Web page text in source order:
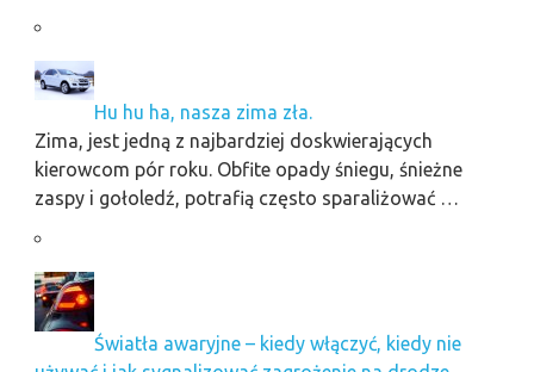
Hu hu ha, nasza zima zła.
Zima, jest jedną z najbardziej doskwierających
kierowcom pór roku. Obfite opady śniegu, śnieżne
zaspy i gołoledź, potrafią często sparaliżować …
Światła awaryjne – kiedy włączyć, kiedy nie